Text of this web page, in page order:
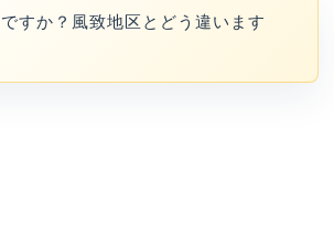
すか？風致地区とどう違います